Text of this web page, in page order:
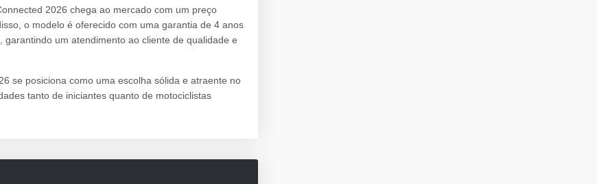
2026 chega ao mercado com um preço
o modelo é oferecido com uma garantia de 4 anos
um atendimento ao cliente de qualidade e
se posiciona como uma escolha sólida e atraente no
tanto de iniciantes quanto de motociclistas